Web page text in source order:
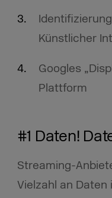
Künstlicher
Googles
Plattform
#1 Daten!
Streaming-
Vielzahl an